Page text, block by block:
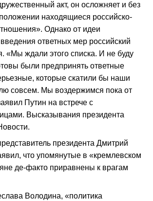
акт, он осложняет и без
находящиеся российско-
Однако от идеи
ответных мер российский
«Мы ждали этого списка. И не буду
были предпринять ответные
которые скатили бы наши
совсем. Мы воздержимся пока от
Путин на встрече с
Высказывания президента
президента Дмитрий
что упомянутые в «кремлевском
де-факто приравнены к врагам
Володина, «политика